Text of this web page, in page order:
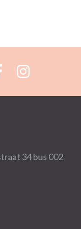
34 bus 002